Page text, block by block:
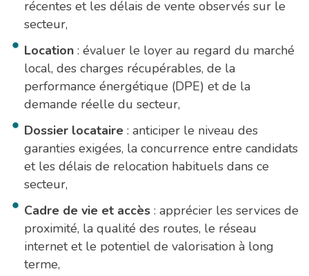
récentes et les délais de vente observés sur le
secteur,
Location : évaluer le loyer au regard du marché
local, des charges récupérables, de la
performance énergétique (DPE) et de la
demande réelle du secteur,
Dossier locataire : anticiper le niveau des
garanties exigées, la concurrence entre candidats
et les délais de relocation habituels dans ce
secteur,
Cadre de vie et accès : apprécier les services de
proximité, la qualité des routes, le réseau
internet et le potentiel de valorisation à long
terme,